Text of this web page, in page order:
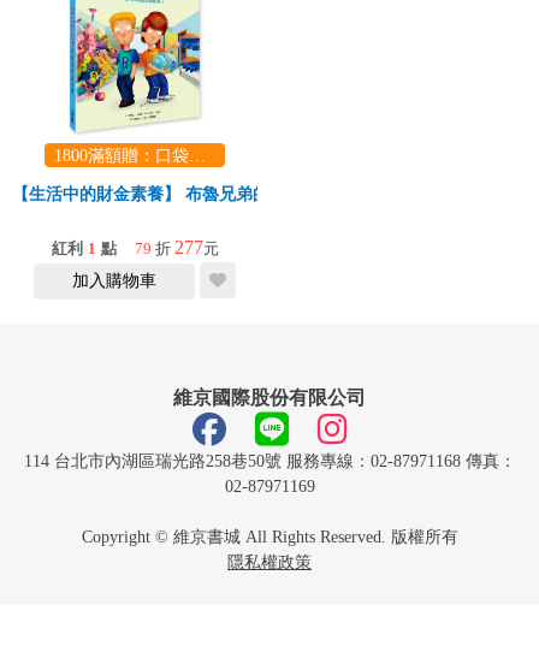
1800滿額贈：口袋玩具一份（隨機出貨） (summer read)
【生活中的財金素養】 布魯兄弟的存款奇蹟：用30元變百萬富翁
紅利 1 點 79 折 277元
加入購物車
維京國際股份有限公司
114 台北市內湖區瑞光路258巷50號 服務專線：02-87971168 傳真：
02-87971169
Copyright © 維京書城 All Rights Reserved. 版權所有
隱私權政策